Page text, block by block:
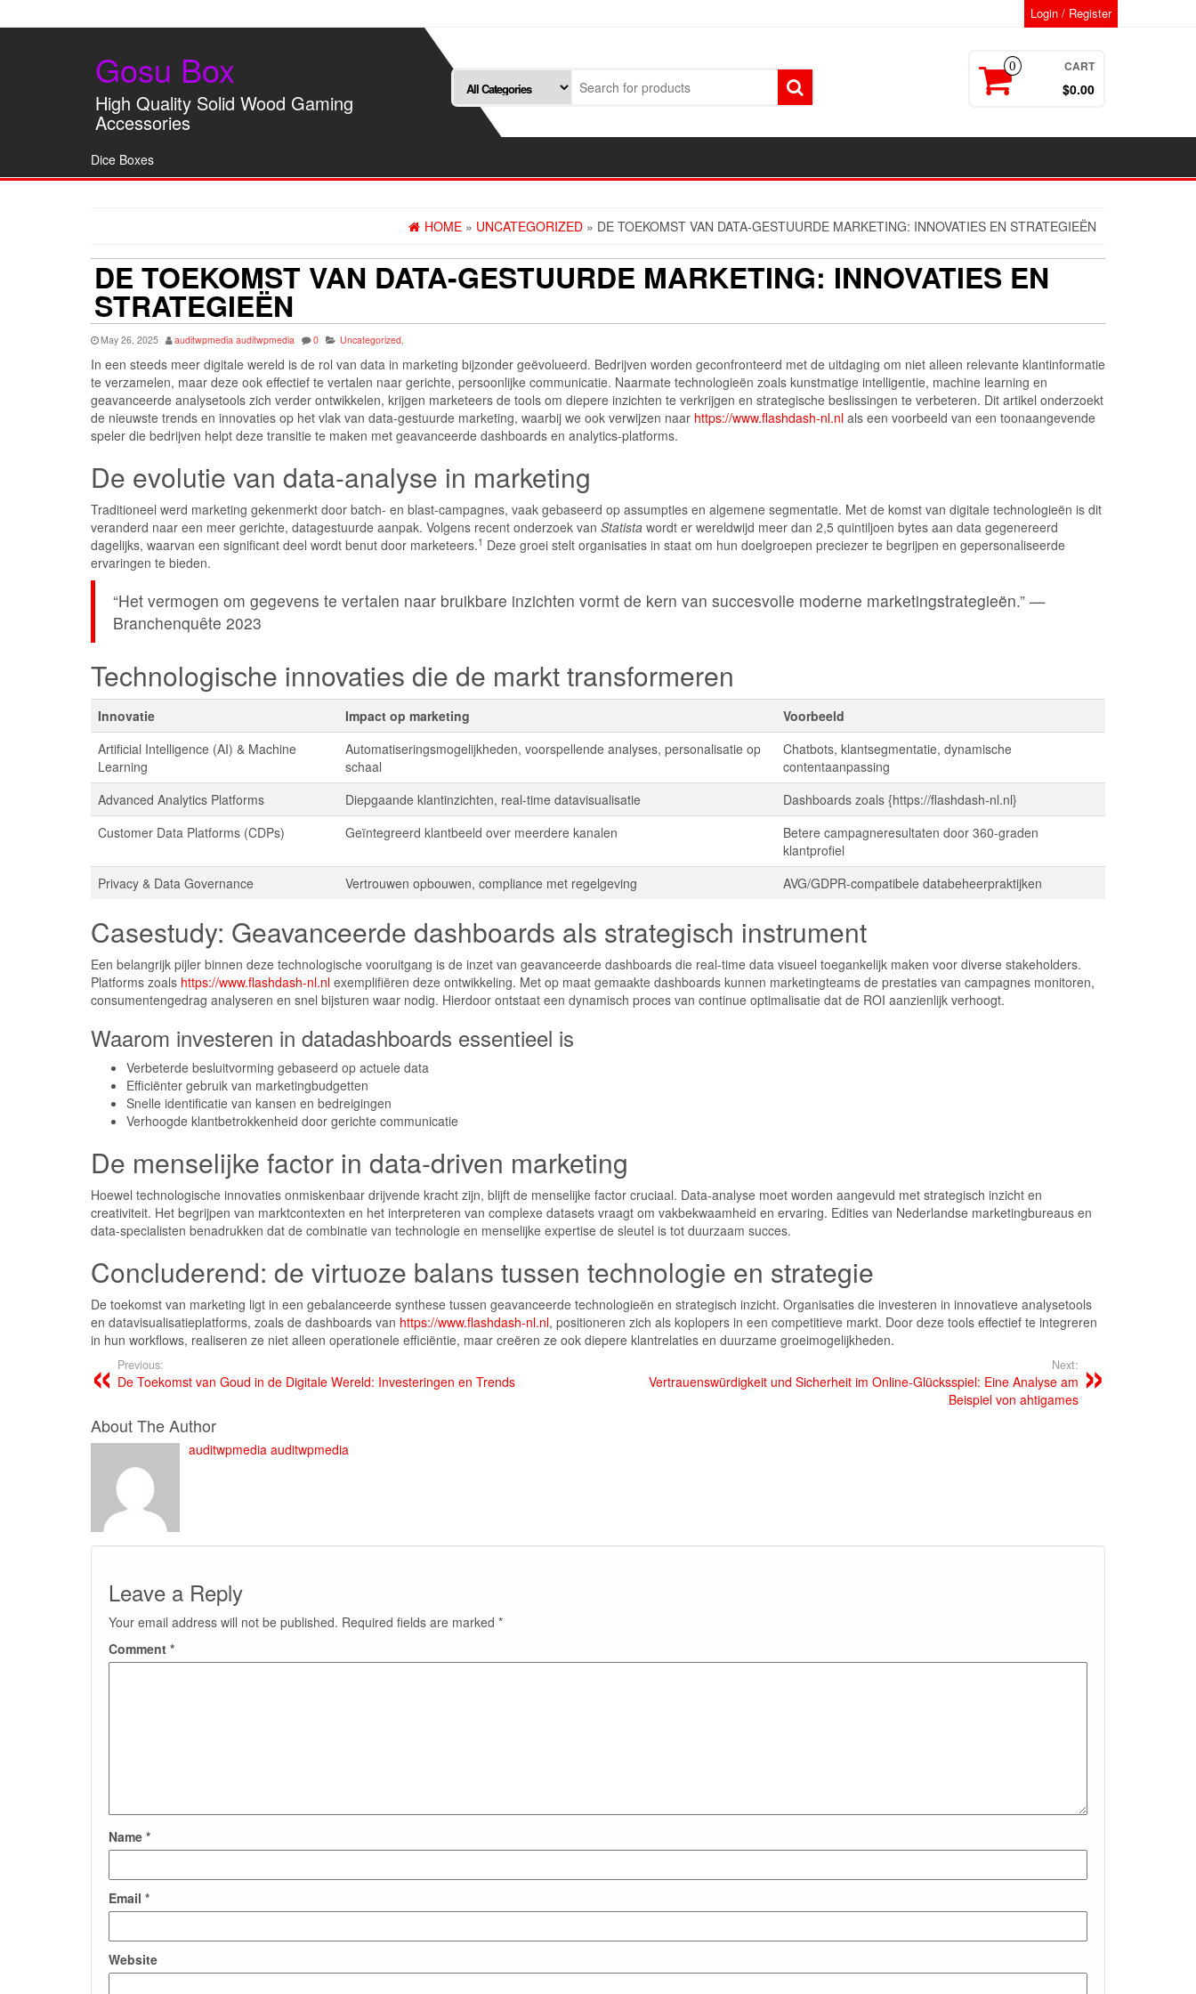
Login / Register
Gosu Box
High Quality Solid Wood Gaming
Accessories
0 CART
$0.00
Dice Boxes
HOME » UNCATEGORIZED » DE TOEKOMST VAN DATA-GESTUURDE MARKETING: INNOVATIES EN STRATEGIEËN
DE TOEKOMST VAN DATA-GESTUURDE MARKETING: INNOVATIES EN
STRATEGIEËN
May 26, 2025 auditwpmedia auditwpmedia 0 Uncategorized,
In een steeds meer digitale wereld is de rol van data in marketing bijzonder geëvolueerd. Bedrijven worden geconfronteerd met de uitdaging om niet alleen relevante klantinformatie
te verzamelen, maar deze ook effectief te vertalen naar gerichte, persoonlijke communicatie. Naarmate technologieën zoals kunstmatige intelligentie, machine learning en
geavanceerde analysetools zich verder ontwikkelen, krijgen marketeers de tools om diepere inzichten te verkrijgen en strategische beslissingen te verbeteren. Dit artikel onderzoekt
de nieuwste trends en innovaties op het vlak van data-gestuurde marketing, waarbij we ook verwijzen naar https://www.flashdash-nl.nl als een voorbeeld van een toonaangevende
speler die bedrijven helpt deze transitie te maken met geavanceerde dashboards en analytics-platforms.
De evolutie van data-analyse in marketing
Traditioneel werd marketing gekenmerkt door batch- en blast-campagnes, vaak gebaseerd op assumpties en algemene segmentatie. Met de komst van digitale technologieën is dit
veranderd naar een meer gerichte, datagestuurde aanpak. Volgens recent onderzoek van Statista wordt er wereldwijd meer dan 2,5 quintiljoen bytes aan data gegenereerd
dagelijks, waarvan een significant deel wordt benut door marketeers.1 Deze groei stelt organisaties in staat om hun doelgroepen preciezer te begrijpen en gepersonaliseerde
ervaringen te bieden.
“Het vermogen om gegevens te vertalen naar bruikbare inzichten vormt de kern van succesvolle moderne marketingstrategieën.” —
Branchenquête 2023
Technologische innovaties die de markt transformeren
Innovatie Impact op marketing
Voorbeeld
Artificial Intelligence (AI) & Machine
Learning
Automatiseringsmogelijkheden, voorspellende analyses, personalisatie op
schaal
Chatbots, klantsegmentatie, dynamische
contentaanpassing
Advanced Analytics Platforms
Diepgaande klantinzichten, real-time datavisualisatie
Dashboards zoals {https://flashdash-nl.nl}
Customer Data Platforms (CDPs)
Geïntegreerd klantbeeld over meerdere kanalen
Betere campagneresultaten door 360-graden
klantprofiel
Privacy & Data Governance
Vertrouwen opbouwen, compliance met regelgeving AVG/GDPR-compatibele databeheerpraktijken
Casestudy: Geavanceerde dashboards als strategisch instrument
Een belangrijk pijler binnen deze technologische vooruitgang is de inzet van geavanceerde dashboards die real-time data visueel toegankelijk maken voor diverse stakeholders.
Platforms zoals https://www.flashdash-nl.nl exemplifiëren deze ontwikkeling. Met op maat gemaakte dashboards kunnen marketingteams de prestaties van campagnes monitoren,
consumentengedrag analyseren en snel bijsturen waar nodig. Hierdoor ontstaat een dynamisch proces van continue optimalisatie dat de ROI aanzienlijk verhoogt.
Waarom investeren in datadashboards essentieel is
Verbeterde besluitvorming gebaseerd op actuele data
Efficiënter gebruik van marketingbudgetten
Snelle identificatie van kansen en bedreigingen
Verhoogde klantbetrokkenheid door gerichte communicatie
De menselijke factor in data-driven marketing
Hoewel technologische innovaties onmiskenbaar drijvende kracht zijn, blijft de menselijke factor cruciaal. Data-analyse moet worden aangevuld met strategisch inzicht en
creativiteit. Het begrijpen van marktcontexten en het interpreteren van complexe datasets vraagt om vakbekwaamheid en ervaring. Edities van Nederlandse marketingbureaus en
data-specialisten benadrukken dat de combinatie van technologie en menselijke expertise de sleutel is tot duurzaam succes.
Concluderend: de virtuoze balans tussen technologie en strategie
De toekomst van marketing ligt in een gebalanceerde synthese tussen geavanceerde technologieën en strategisch inzicht. Organisaties die investeren in innovatieve analysetools
en datavisualisatieplatforms, zoals de dashboards van https://www.flashdash-nl.nl, positioneren zich als koplopers in een competitieve markt. Door deze tools effectief te integreren
in hun workflows, realiseren ze niet alleen operationele efficiëntie, maar creëren ze ook diepere klantrelaties en duurzame groeimogelijkheden.
Previous:
De Toekomst van Goud in de Digitale Wereld: Investeringen en Trends
Next:
Vertrauenswürdigkeit und Sicherheit im Online-Glücksspiel: Eine Analyse am
Beispiel von ahtigames
About The Author
auditwpmedia auditwpmedia
Leave a Reply
Your email address will not be published. Required fields are marked *
Comment *
Name *
Email *
Website